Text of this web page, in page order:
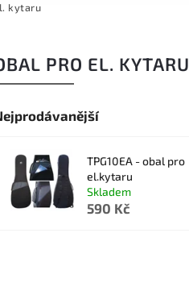
kytaru
PRO EL. KYTARU
TPG10EA - obal pro
el.kytaru
Skladem
590 Kč